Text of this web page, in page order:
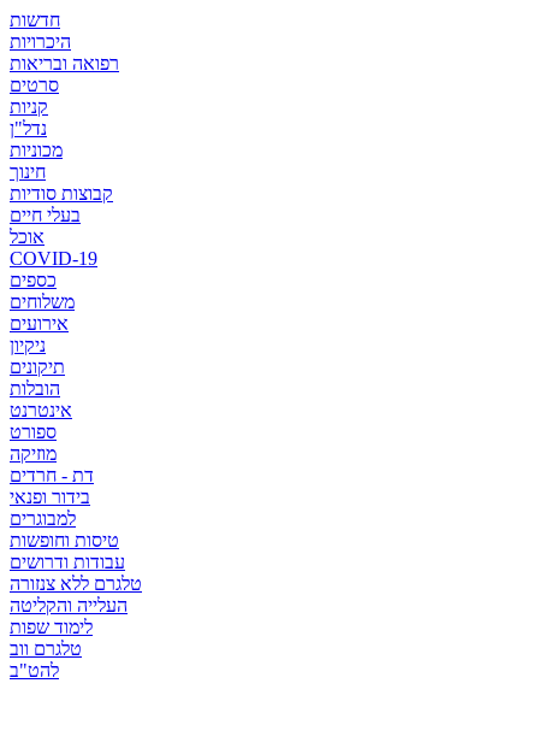
חדשות
היכרויות
רפואה ובריאות
סרטים
קניות
נדל"ן
מכוניות
חינוך
קבוצות סודיות
בעלי חיים
אוכל
COVID-19
כספים
משלוחים
אירועים
ניקיון
תיקונים
הובלות
אינטרנט
ספורט
מוזיקה
דת - חרדים
בידור ופנאי
למבוגרים
טיסות וחופשות
עבודות ודרושים
טלגרם ללא צנזורה
העלייה והקליטה
לימוד שפות
טלגרם ווב
להט"ב